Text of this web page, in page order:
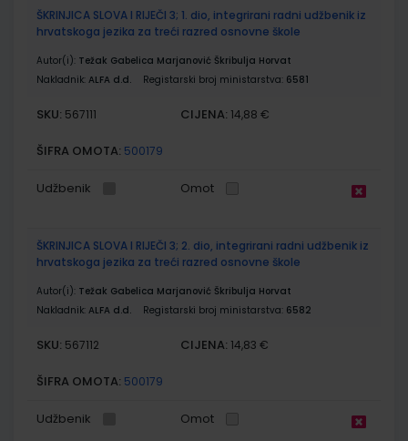
proizvodi
ŠKRINJICA SLOVA I RIJEČI 3; 1. dio, integrirani radni udžbenik iz
hrvatskoga jezika za treći razred osnovne škole
Autor(i): Težak Gabelica Marjanović Škribulja Horvat
Nakladnik: ALFA d.d. Registarski broj ministarstva: 6581
SKU: 567111 CIJENA: 14,88 €
ŠIFRA OMOTA: 500179
Udžbenik Omot
ŠKRINJICA SLOVA I RIJEČI 3; 2. dio, integrirani radni udžbenik iz
hrvatskoga jezika za treći razred osnovne škole
Autor(i): Težak Gabelica Marjanović Škribulja Horvat
Nakladnik: ALFA d.d. Registarski broj ministarstva: 6582
SKU: 567112 CIJENA: 14,83 €
ŠIFRA OMOTA: 500179
Udžbenik Omot